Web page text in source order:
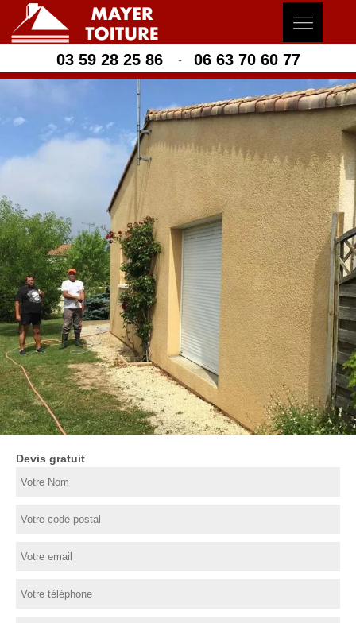
03 59 28 25 86 - 06 63 70 60 77
Devis gratuit